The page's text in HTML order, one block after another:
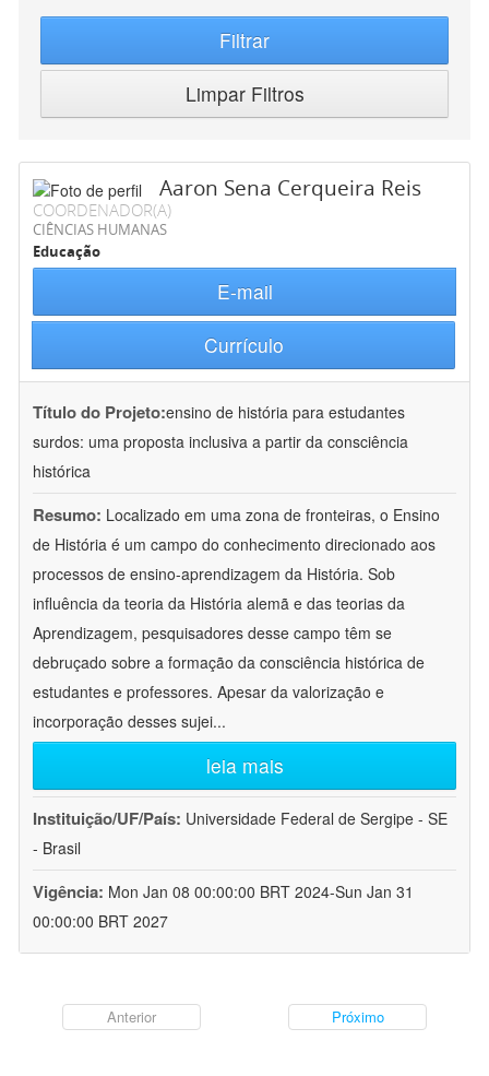
Filtrar
Limpar Filtros
Aaron Sena Cerqueira Reis
COORDENADOR(A)
CIÊNCIAS HUMANAS
Educação
E-mail
Currículo
Título do Projeto:ensino de história para estudantes
surdos: uma proposta inclusiva a partir da consciência
histórica
Resumo: Localizado em uma zona de fronteiras, o Ensino
de História é um campo do conhecimento direcionado aos
processos de ensino-aprendizagem da História. Sob
influência da teoria da História alemã e das teorias da
Aprendizagem, pesquisadores desse campo têm se
debruçado sobre a formação da consciência histórica de
estudantes e professores. Apesar da valorização e
incorporação desses sujei...
leia mais
Instituição/UF/País: Universidade Federal de Sergipe - SE
- Brasil
Vigência: Mon Jan 08 00:00:00 BRT 2024-Sun Jan 31
00:00:00 BRT 2027
Anterior Próximo